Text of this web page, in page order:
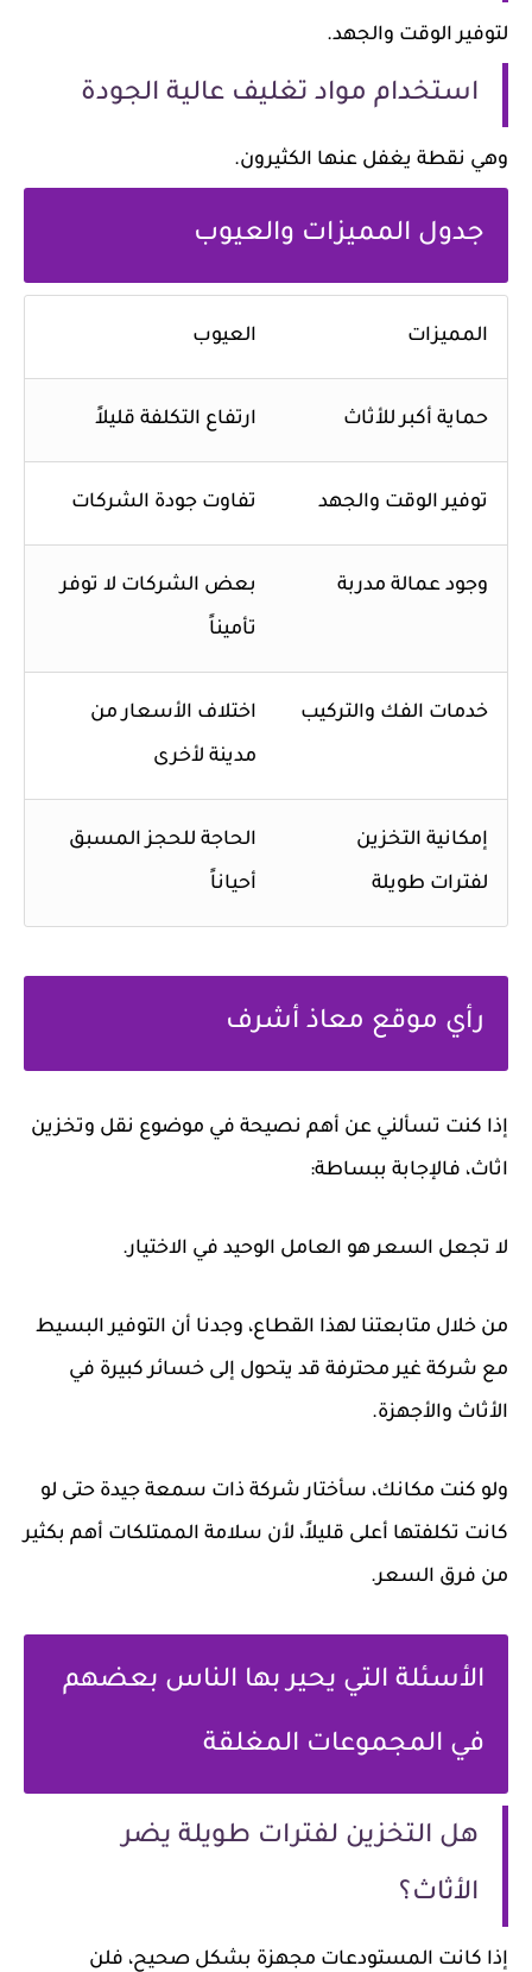
لتوفير الوقت والجهد.
استخدام مواد تغليف عالية الجودة
وهي نقطة يغفل عنها الكثيرون.
جدول المميزات والعيوب
المميزات العيوب
حماية أكبر للأثاث ارتفاع التكلفة قليلاً
توفير الوقت والجهد تفاوت جودة الشركات
وجود عمالة مدربة بعض الشركات لا توفر
تأميناً
خدمات الفك والتركيب اختلاف الأسعار من
مدينة لأخرى
إمكانية التخزين
لفترات طويلة
الحاجة للحجز المسبق
أحياناً
رأي موقع معاذ أشرف
إذا كنت تسألني عن أهم نصيحة في موضوع نقل وتخزين
اثاث، فالإجابة ببساطة:
لا تجعل السعر هو العامل الوحيد في الاختيار.
من خلال متابعتنا لهذا القطاع، وجدنا أن التوفير البسيط
مع شركة غير محترفة قد يتحول إلى خسائر كبيرة في
الأثاث والأجهزة.
ولو كنت مكانك، سأختار شركة ذات سمعة جيدة حتى لو
كانت تكلفتها أعلى قليلاً، لأن سلامة الممتلكات أهم بكثير
من فرق السعر.
الأسئلة التي يحير بها الناس بعضهم
في المجموعات المغلقة
هل التخزين لفترات طويلة يضر
الأثاث؟
إذا كانت المستودعات مجهزة بشكل صحيح، فلن